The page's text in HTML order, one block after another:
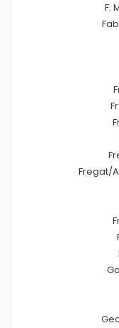
F.
Fregat/